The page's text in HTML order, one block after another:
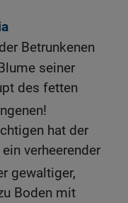
der Betrunkenen
seiner
des fetten
hat der
verheerender
gewaltiger,
Boden mit